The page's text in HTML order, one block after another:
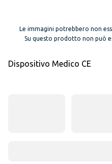
Le immagini potrebbero non
Su questo prodotto non può
Dispositivo Medico CE